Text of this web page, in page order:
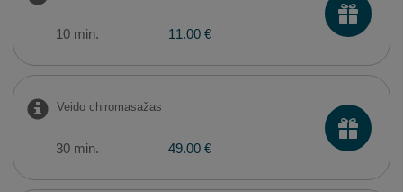
10 min. 11.00 €
Veido chiromasažas
30 min. 49.00 €